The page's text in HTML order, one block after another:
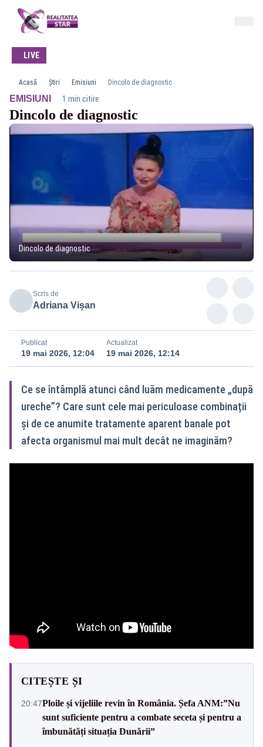
LIVE
Acasă Știri Emisiuni Dincolo de diagnostic
EMISIUNI · 1 min citire
Dincolo de diagnostic
Dincolo de diagnostic
Scris de
Adriana Vișan
Publicat
19 mai 2026, 12:04
Actualizat
19 mai 2026, 12:14
Ce se întâmplă atunci când luăm medicamente „după
ureche”? Care sunt cele mai periculoase combinații
și de ce anumite tratamente aparent banale pot
afecta organismul mai mult decât ne imaginăm?
CITEȘTE ȘI
20:47Ploile și vijeliile revin în România. Șefa ANM:”Nu
sunt suficiente pentru a combate seceta și pentru a
îmbunătăți situația Dunării”